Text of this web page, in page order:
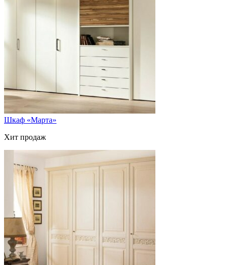
Шкаф «Марта»
Хит продаж